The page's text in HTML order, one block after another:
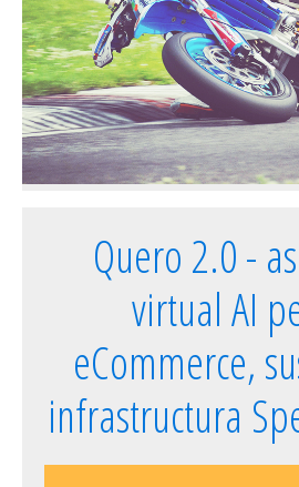
Quero 2.0 -
virtual AI
eCommerce,
infrastructura